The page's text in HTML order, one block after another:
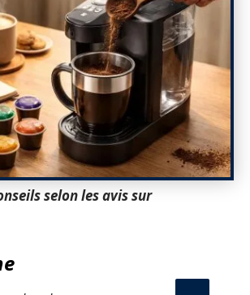
selon les avis sur